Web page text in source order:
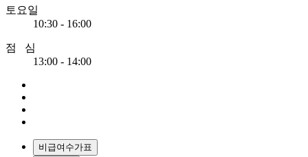
토요일
10:30 - 16:00
점 심
13:00 - 14:00
비급여수가표